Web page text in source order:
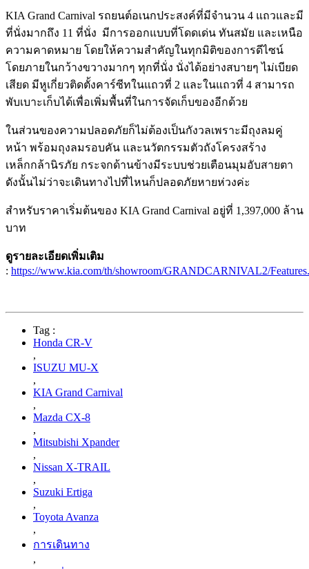
KIA Grand Carnival รถยนต์อเนกประสงค์ที่มีจำนวน 4 แถวและมี
ที่นั่งมากถึง 11 ที่นั่ง มีการออกแบบที่โดดเด่น ทันสมัย และเหนือ
ความคาดหมาย โดยให้ความสำคัญในทุกมิติของการดีไซน์
โดยภายในกว้างขวางมากๆ ทุกที่นั่ง นั่งได้อย่างสบายๆ ไม่เบียด
เสียด มีหูเกี่ยวติดตั้งคาร์ซีทในแถวที่ 2 และในแถวที่ 4 สามารถ
พับเบาะเก็บได้เพื่อเพิ่มพื้นที่ในการจัดเก็บของอีกด้วย
ในส่วนของความปลอดภัยก็ไม่ต้องเป็นกังวลเพราะมีถุงลมคู่
หน้า พร้อมถุงลมรอบคัน และนวัตกรรมตัวถังโครงสร้าง
เหล็กกล้านิรภัย กระจกด้านข้างมีระบบช่วยเตือนมุมอับสายตา
ดังนั้นไม่ว่าจะเดินทางไปที่ไหนก็ปลอดภัยหายห่วงค่ะ
สำหรับราคาเริ่มต้นของ KIA Grand Carnival อยู่ที่ 1,397,000 ล้าน
บาท
ดูรายละเอียดเพิ่มเติม
: https://www.kia.com/th/showroom/GRANDCARNIVAL2/
Tag :
Honda CR-V
,
ISUZU MU-X
,
KIA Grand Carnival
,
Mazda CX-8
,
Mitsubishi Xpander
,
Nissan X-TRAIL
,
Suzuki Ertiga
,
Toyota Avanza
,
การเดินทาง
,